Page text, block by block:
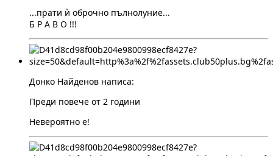
...прати ѝ оброчно пълнолуние...
Б Р А В О !!!
Донко Найденов написа:
Преди повече от 2 години
Невероятно е!